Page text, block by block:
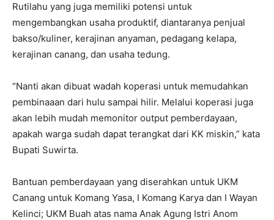
Rutilahu yang juga memiliki potensi untuk
mengembangkan usaha produktif, diantaranya penjual
bakso/kuliner, kerajinan anyaman, pedagang kelapa,
kerajinan canang, dan usaha tedung.
“Nanti akan dibuat wadah koperasi untuk memudahkan
pembinaaan dari hulu sampai hilir. Melalui koperasi juga
akan lebih mudah memonitor output pemberdayaan,
apakah warga sudah dapat terangkat dari KK miskin,” kata
Bupati Suwirta.
Bantuan pemberdayaan yang diserahkan untuk UKM
Canang untuk Komang Yasa, I Komang Karya dan I Wayan
Kelinci; UKM Buah atas nama Anak Agung Istri Anom